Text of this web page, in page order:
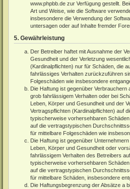
www.phpbb.de zur Verfügung gestellt.
Art und Weise, wie die Software
insbesondere die Verwendung der
untersagen oder auf Inhalte fremder
5. Gewährleistung
Der Betreiber haftet mit Ausnahme der
Gesundheit und der Verletzung
(Kardinalpflichten) nur für Schäden, die
fahrlässiges Verhalten zurückzuführen
Folgeschäden wie insbesondere
Die Haftung ist gegenüber
grob fahrlässigem Verhalten oder bei
Leben, Körper und Gesundheit und der
Vertragspflichten (Kardinalpflichten) auf
typischerweise vorhersehbaren
auf die vertragstypischen
für mittelbare Folgeschäden wie
Die Haftung ist gegenüber
Leben, Körper und Gesundheit oder
fahrlässigem Verhalten des Betreibers
typischerweise vorhersehbaren
auf die vertragstypischen
für mittelbare Schäden, insbesondere
Die Haftungsbegrenzung der Absätze a